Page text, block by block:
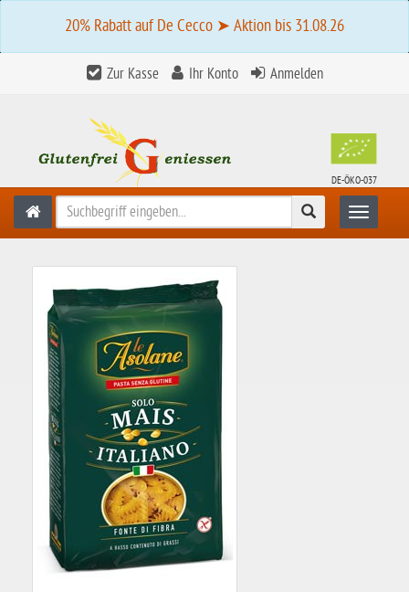
20% Rabatt auf De Cecco ➤ Aktion bis 31.08.26
Zur Kasse Ihr Konto Anmelden
DE-ÖKO-037
Suchen Toggle